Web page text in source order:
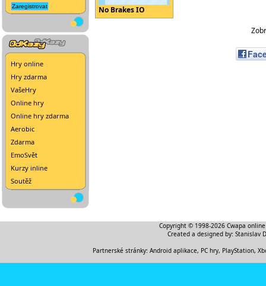
Hry online
Hry zdarma
VašeHry
Online hry
Online hry zdarma
Aerobic
Zdarma
EmoSvět
Kurzy inline
Soutěž
No Brakes IO
Copyright © 1998-2026 Cwapa
Created a designed by: Stanislav
Partnerské stránky: Android aplikace, PC hry, PlayStation,